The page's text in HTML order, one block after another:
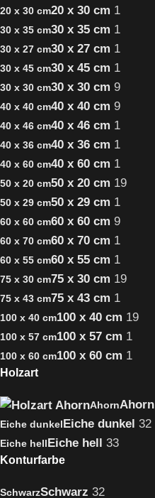
20 x 30 cm20 x 30 cm 1
30 x 35 cm30 x 35 cm 1
30 x 27 cm30 x 27 cm 1
30 x 45 cm30 x 45 cm 1
30 x 30 cm30 x 30 cm 9
40 x 40 cm40 x 40 cm 9
40 x 46 cm40 x 46 cm 1
40 x 36 cm40 x 36 cm 1
40 x 60 cm40 x 60 cm 1
50 x 20 cm50 x 20 cm 19
50 x 29 cm50 x 29 cm 1
60 x 60 cm60 x 60 cm 9
60 x 70 cm60 x 70 cm 1
60 x 55 cm60 x 55 cm 1
75 x 30 cm75 x 30 cm 19
75 x 43 cm75 x 43 cm 1
100 x 40 cm100 x 40 cm 19
100 x 57 cm100 x 57 cm 1
100 x 60 cm100 x 60 cm 1
Holzart
AhornAhorn
Eiche dunkelEiche dunkel 32
Eiche hellEiche hell 33
Konturfarbe
SchwarzSchwarz 32